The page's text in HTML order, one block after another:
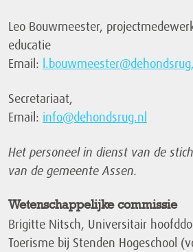
Leo Bouwmeester,
educatie
Email:
Secretariaat,
Email: info@dehondsrug.nl
Het personeel in dienst van de
van de gemeente Assen.
Wetenschappelijke commissie
Brigitte Nitsch, Universitair
Toerisme bij Stenden Hogeschool